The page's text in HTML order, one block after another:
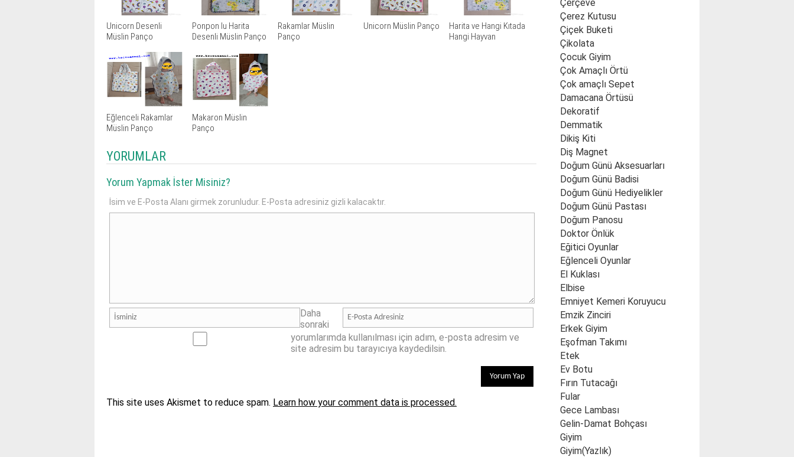
Unicorn Desenli
Müslin Panço
Ponpon lu Harita
Desenli Müslin Panço
Rakamlar Müslin
Panço
Unicorn Müslin Panço
Harita ve Hangi Kıtada
Hangi Hayvan
Eğlenceli Rakamlar
Müslin Panço
Makaron Müslin
Panço
YORUMLAR
Yorum Yapmak İster Misiniz?
İsim ve E-Posta Alanı girmek zorunludur. E-Posta adresiniz gizli kalacaktır.
Daha
sonraki
yorumlarımda kullanılması için adım, e-posta adresim ve
site adresim bu tarayıcıya kaydedilsin.
This site uses Akismet to reduce spam. Learn how your comment data is processed.
Çerçeve
Çerez Kutusu
Çiçek Buketi
Çikolata
Çocuk Giyim
Çok Amaçlı Örtü
Çok amaçlı Sepet
Damacana Örtüsü
Dekoratif
Demmatik
Dikiş Kiti
Diş Magnet
Doğum Günü Aksesuarları
Doğum Günü Badisi
Doğum Günü Hediyelikler
Doğum Günü Pastası
Doğum Panosu
Doktor Önlük
Eğitici Oyunlar
Eğlenceli Oyunlar
El Kuklası
Elbise
Emniyet Kemeri Koruyucu
Emzik Zinciri
Erkek Giyim
Eşofman Takımı
Etek
Ev Botu
Fırın Tutacağı
Fular
Gece Lambası
Gelin-Damat Bohçası
Giyim
Giyim(Yazlık)